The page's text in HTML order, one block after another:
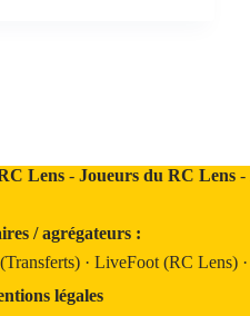
Lens- Joueurs du RC Lens-
/ agrégateurs :
· LiveFoot (RC Lens) ·
légales